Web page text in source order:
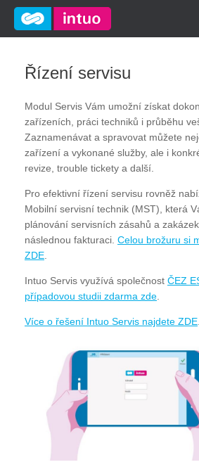
Řízení servisu
Modul Servis Vám umožní získat
zařízeních, práci techniků i průběhu
Zaznamenávat a spravovat můžete
zařízení a vykonané služby, ale i
revize, trouble tickety a další.
Pro efektivní řízení servisu rovněž
Mobilní servisní technik (MST), která
plánování servisních zásahů a
následnou fakturaci. Celou brožuru si
ZDE
Intuo Servis využívá společnost ČEZ
případovou studii zdarma zde
Více o řešení Intuo Servis najdete ZDE